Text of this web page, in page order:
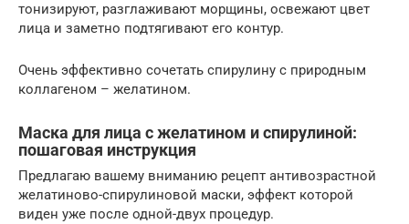
тонизируют, разглаживают морщины, освежают цвет
лица и заметно подтягивают его контур.
Очень эффективно сочетать спирулину с природным
коллагеном – желатином.
Маска для лица с желатином и спирулиной:
пошаговая инструкция
Предлагаю вашему вниманию рецепт антивозрастной
желатиново-спирулиновой маски, эффект которой
виден уже после одной-двух процедур.